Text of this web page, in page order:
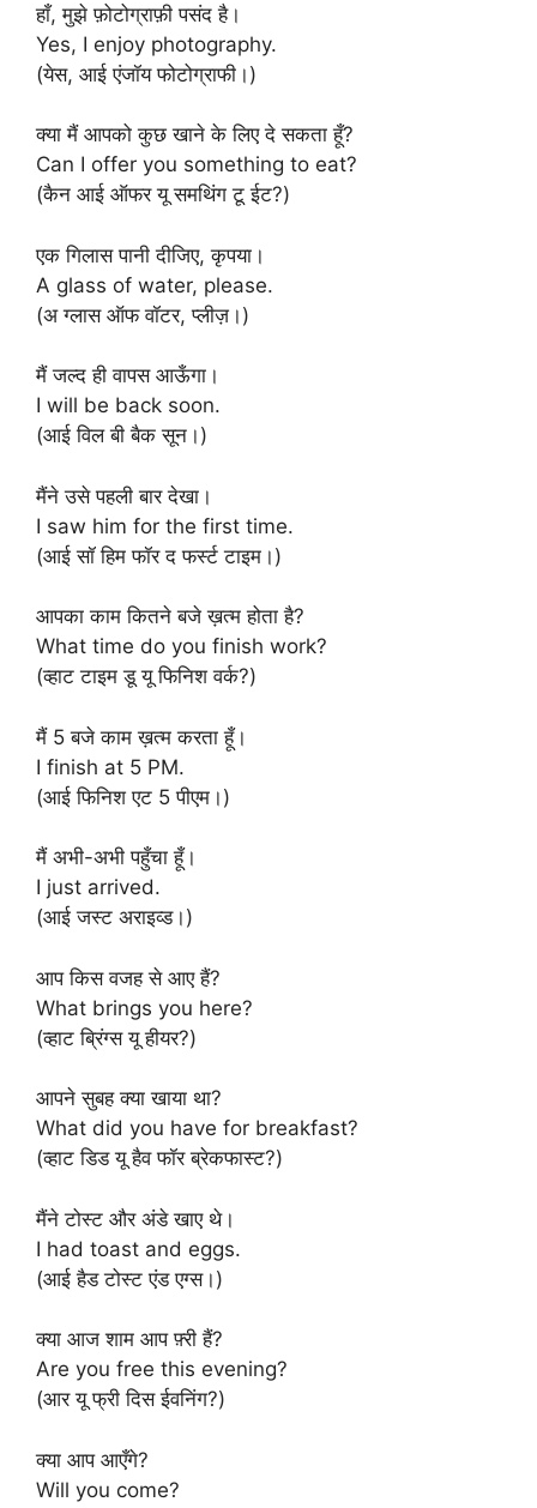
हाँ, मुझे फ़ोटोग्राफ़ी पसंद है।
Yes, I enjoy photography.
(येस, आई एंजॉय फोटोग्राफी।)
क्या मैं आपको कुछ खाने के लिए दे सकता हूँ?
Can I offer you something to eat?
(कैन आई ऑफर यू समथिंग टू ईट?)
एक गिलास पानी दीजिए, कृपया।
A glass of water, please.
(अ ग्लास ऑफ वॉटर, प्लीज़।)
मैं जल्द ही वापस आऊँगा।
I will be back soon.
(आई विल बी बैक सून।)
मैंने उसे पहली बार देखा।
I saw him for the first time.
(आई सॉ हिम फॉर द फर्स्ट टाइम।)
आपका काम कितने बजे ख़त्म होता है?
What time do you finish work?
(व्हाट टाइम डू यू फिनिश वर्क?)
मैं 5 बजे काम ख़त्म करता हूँ।
I finish at 5 PM.
(आई फिनिश एट 5 पीएम।)
मैं अभी-अभी पहुँचा हूँ।
I just arrived.
(आई जस्ट अराइव्ड।)
आप किस वजह से आए हैं?
What brings you here?
(व्हाट ब्रिंग्स यू हीयर?)
आपने सुबह क्या खाया था?
What did you have for breakfast?
(व्हाट डिड यू हैव फॉर ब्रेकफास्ट?)
मैंने टोस्ट और अंडे खाए थे।
I had toast and eggs.
(आई हैड टोस्ट एंड एग्स।)
क्या आज शाम आप फ़्री हैं?
Are you free this evening?
(आर यू फ्री दिस ईवनिंग?)
क्या आप आएँगे?
Will you come?